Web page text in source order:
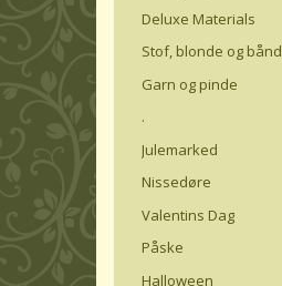
Deluxe Materials
Stof, blonde og bånd
Garn og pinde
.
Julemarked
Nissedøre
Valentins Dag
Påske
Halloween